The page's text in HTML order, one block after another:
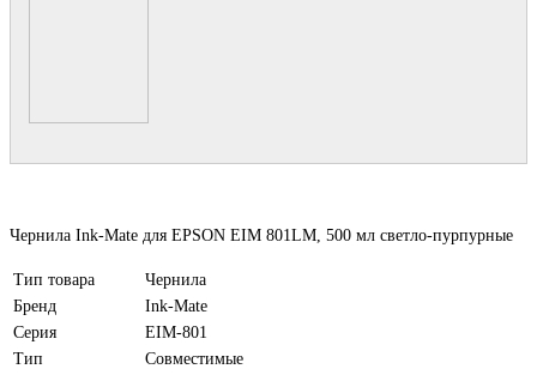
Чернила Ink-Mate для EPSON EIM 801LM, 500 мл светло-пурпурные
Тип товара
Чернила
Бренд
Ink-Mate
Серия
EIM-801
Тип
Совместимые